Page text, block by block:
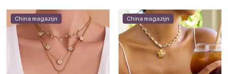
China magazijn China magazijn